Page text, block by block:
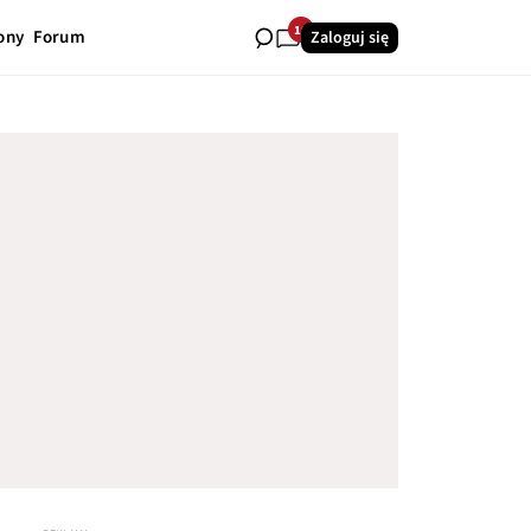
Forum 10Zaloguj się